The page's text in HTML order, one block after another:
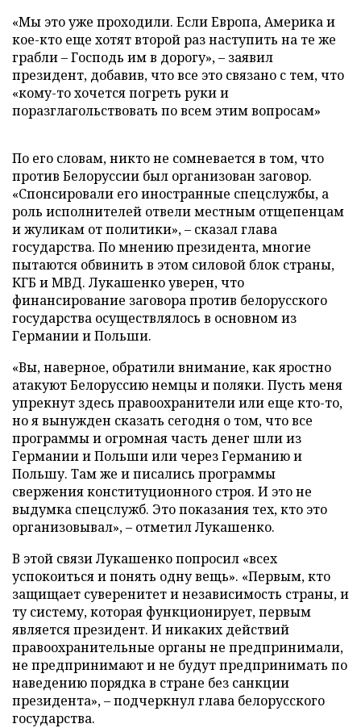
«Мы это уже проходили. Если Европа, Америка и
кое-кто еще хотят второй раз наступить на те же
грабли – Господь им в дорогу», – заявил
президент, добавив, что все это связано с тем, что
«кому-то хочется погреть руки и
поразглагольствовать по всем этим вопросам»
По его словам, никто не сомневается в том, что
против Белоруссии был организован заговор.
«Спонсировали его иностранные спецслужбы, а
роль исполнителей отвели местным отщепенцам
и жуликам от политики», – сказал глава
государства. По мнению президента, многие
пытаются обвинить в этом силовой блок страны,
КГБ и МВД. Лукашенко уверен, что
финансирование заговора против белорусского
государства осуществлялось в основном из
Германии и Польши.
«Вы, наверное, обратили внимание, как яростно
атакуют Белоруссию немцы и поляки. Пусть меня
упрекнут здесь правоохранители или еще кто-то,
но я вынужден сказать сегодня о том, что все
программы и огромная часть денег шли из
Германии и Польши или через Германию и
Польшу. Там же и писались программы
свержения конституционного строя. И это не
выдумка спецслужб. Это показания тех, кто это
организовывал», – отметил Лукашенко.
В этой связи Лукашенко попросил «всех
успокоиться и понять одну вещь». «Первым, кто
защищает суверенитет и независимость страны, и
ту систему, которая функционирует, первым
является президент. И никаких действий
правоохранительные органы не предпринимали,
не предпринимают и не будут предпринимать по
наведению порядка в стране без санкции
президента», – подчеркнул глава белорусского
государства.